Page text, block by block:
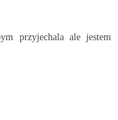
przyjechala ale jestem